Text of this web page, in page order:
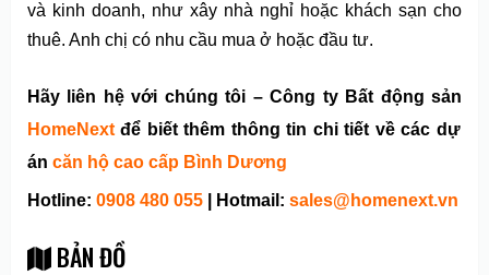
và kinh doanh, như xây nhà nghỉ hoặc khách sạn cho
thuê. Anh chị có nhu cầu mua ở hoặc đầu tư.
Hãy liên hệ với chúng tôi – Công ty Bất động sản
HomeNext để biết thêm thông tin chi tiết về các dự
án căn hộ cao cấp Bình Dương
Hotline: 0908 480 055 | Hotmail: sales@homenext.vn
BẢN ĐỒ